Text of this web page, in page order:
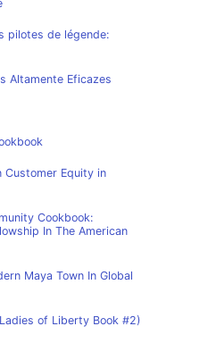
pilotes de légende:
Altamente Eficazes
Customer Equity in
Cookbook:
In The American
Maya Town In Global
of Liberty Book #2)